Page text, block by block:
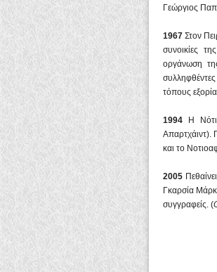
Γεώργιος
1967 Στον
συνοικίες
οργάνωση
τόπους
1994 Η
Απαρτχάιντ).
και το
2005
Γκαρσία
συγγραφείς. (